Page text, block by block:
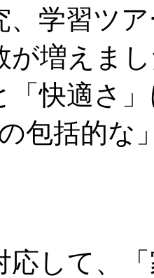
、学習ツ
が増えま
「快適さ
の包括的
応して、